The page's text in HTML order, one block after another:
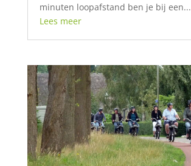
minuten loopafstand ben je bij een...
Lees meer